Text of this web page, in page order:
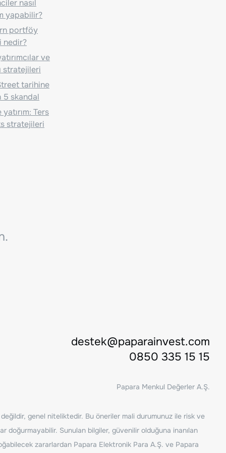
nasıl
yapabilir?
portföy
nedir?
ve
stratejileri
tarihine
5 skandal
Ters
stratejileri
destek@paparainvest.com
0850 335 15 15
Papara Menkul Değerler A.Ş.
değildir, genel niteliktedir. Bu öneriler mali durumunuz ile risk ve
doğurmayabilir. Sunulan bilgiler, güvenilir olduğuna inanılan
zararlardan Papara Elektronik Para A.Ş. ve Papara